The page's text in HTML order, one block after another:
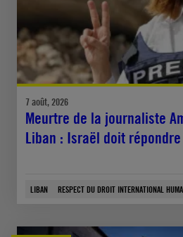
7 août, 2026
Meurtre de la journaliste
Liban : Israël doit
LIBAN RESPECT DU DROIT INTERNATIONAL